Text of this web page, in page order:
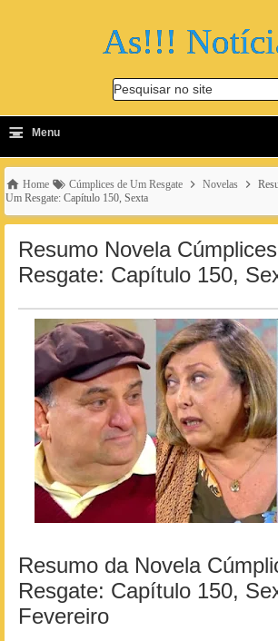
As!!!
Pesquisar no site
-
≡ Menu
Home Cúmplices de Um Resgate Novelas
Um Resgate: Capítulo 150, Sexta
Resumo Novela
Resgate: Capítulo 150,
Resumo da Novela
Resgate: Capítulo 150,
Fevereiro